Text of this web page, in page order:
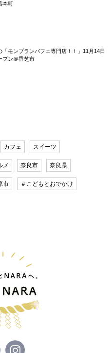
本町
「モンブランパフェ専門店！！」11月14日
プン＠香芝市
カフェ スイーツ
メ 奈良市 奈良県
市 ＃こどもとおでかけ